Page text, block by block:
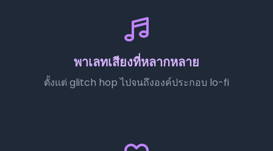
พาเลทเสียงที่หลากหลาย
ตั้งแต่ glitch hop ไปจนถึงองค์ประกอบ lo-fi